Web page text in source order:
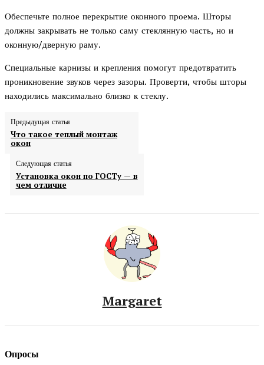
Обеспечьте полное перекрытие оконного проема. Шторы
должны закрывать не только саму стеклянную часть, но и
оконную/дверную раму.
Специальные карнизы и крепления помогут предотвратить
проникновение звуков через зазоры. Проверти, чтобы шторы
находились максимально близко к стеклу.
Предыдущая статья
Что такое теплый монтаж
окон
Следующая статья
Установка окон по ГОСТу — в
чем отличие
Margaret
Опросы